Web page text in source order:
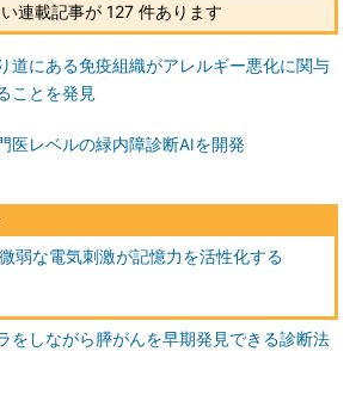
連載記事が 127 件あります
道にある免疫組織がアレルギー悪化に関与
ことを発見
医レベルの緑内障診断AIを開発
弱な電気刺激が記憶力を活性化する
をしながら膵がんを早期発見できる診断法